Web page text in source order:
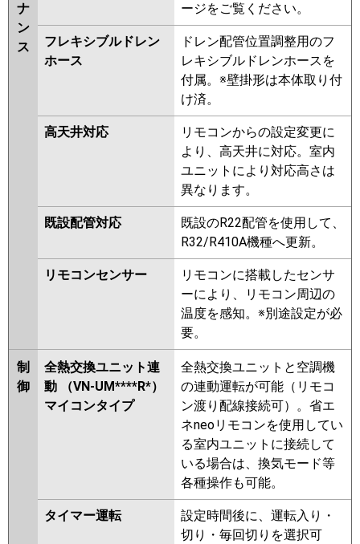
ナ
ン
ス
ージをご覧ください。
フレキシブルドレン
ホース
ドレン配管位置調整用のフ
レキシブルドレンホースを
付属。※壁掛形は本体取り付
け済。
高天井対応
リモコンからの設定変更に
より、高天井に対応。室内
ユニットにより対応高さは
異なります。
既設配管対応
既設のR22配管を使用して、
R32/R410A機種へ更新。
リモコンセンサー
リモコンに搭載したセンサ
ーにより、リモコン周辺の
温度を感知。※別途設定が必
要。
制
御
全熱交換ユニット連
動 （VN-UM****R*）
マイコンタイプ
全熱交換ユニットと空調機
の連動運転が可能（リモコ
ン渡り配線接続可）。省エ
ネneoリモコンを使用してい
る室内ユニットに接続して
いる場合は、換気モード等
各種操作も可能。
タイマー運転
設定時間後に、運転入り・
切り・毎回切りを選択可